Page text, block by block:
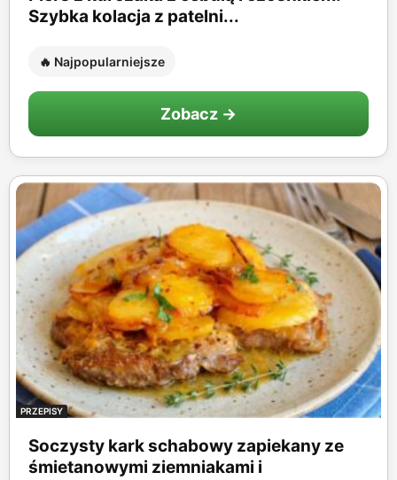
Szybka kolacja z patelni...
🔥 Najpopularniejsze
Zobacz →
PRZEPISY
Soczysty kark schabowy zapiekany ze
śmietanowymi ziemniakami i